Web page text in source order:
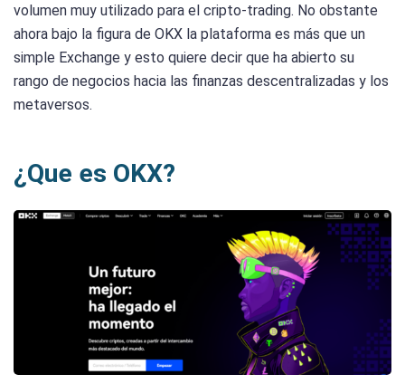
volumen muy utilizado para el cripto-trading. No obstante
ahora bajo la figura de OKX la plataforma es más que un
simple Exchange y esto quiere decir que ha abierto su
rango de negocios hacia las finanzas descentralizadas y los
metaversos.
¿Que es OKX?